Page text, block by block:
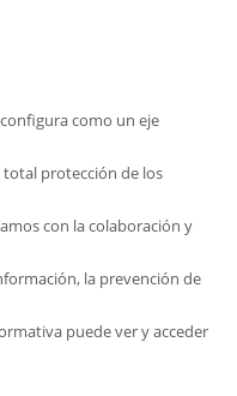
como un eje
protección de los
con la colaboración y
la prevención de
puede ver y acceder